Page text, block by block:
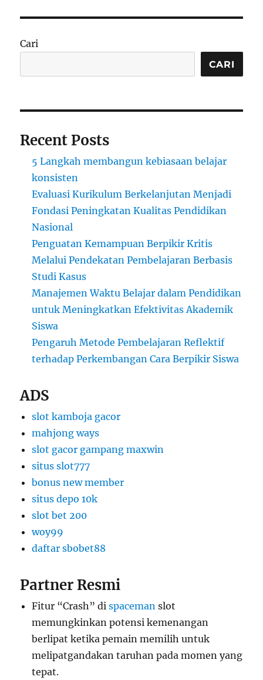
Cari
CARI
Recent Posts
5 Langkah membangun kebiasaan belajar
konsisten
Evaluasi Kurikulum Berkelanjutan Menjadi
Fondasi Peningkatan Kualitas Pendidikan
Nasional
Penguatan Kemampuan Berpikir Kritis
Melalui Pendekatan Pembelajaran Berbasis
Studi Kasus
Manajemen Waktu Belajar dalam Pendidikan
untuk Meningkatkan Efektivitas Akademik
Siswa
Pengaruh Metode Pembelajaran Reflektif
terhadap Perkembangan Cara Berpikir Siswa
ADS
slot kamboja gacor
mahjong ways
slot gacor gampang maxwin
situs slot777
bonus new member
situs depo 10k
slot bet 200
woy99
daftar sbobet88
Partner Resmi
Fitur “Crash” dispaceman slot
memungkinkan potensi kemenangan
berlipat ketika pemain memilih untuk
melipatgandakan taruhan pada momen yang
tepat.